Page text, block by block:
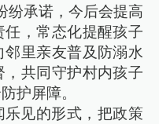
纷承诺，今后会提高
，常态化提醒孩子
里亲友普及防溺水
共同守护村内孩子
护屏障。
见的形式，把政策